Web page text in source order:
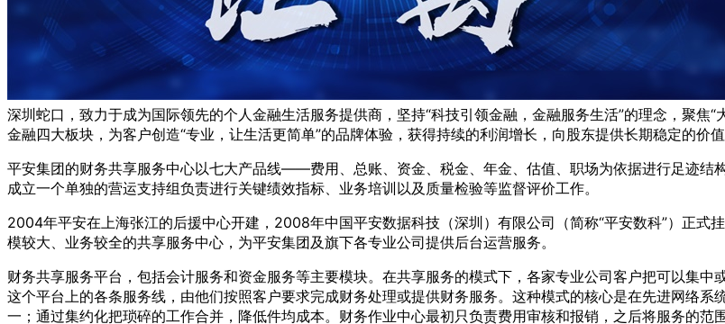
深圳蛇口，致力于成为国际领先的个人金融生活服务提供商，坚持“科技引领金融，金融服务生活”的理念，聚焦
金融四大板块，为客户创造“专业，让生活更简单”的品牌体验，获得持续的利润增长，向股东提供长期稳定的价值
平安集团的财务共享服务中心以七大产品线——费用、总账、资金、税金、年金、估值、职场为依据进行足迹结
成立一个单独的营运支持组负责进行关键绩效指标、业务培训以及质量检验等监督评价工作。
2004年平安在上海张江的后援中心开建，2008年中国平安数据科技（深圳）有限公司（简称“平安数科”）正式
模较大、业务较全的共享服务中心，为平安集团及旗下各专业公司提供后台运营服务。
财务共享服务平台，包括会计服务和资金服务等主要模块。在共享服务的模式下，各家专业公司客户把可以集
这个平台上的各条服务线，由他们按照客户要求完成财务处理或提供财务服务。这种模式的核心是在先进网络
一；通过集约化把琐碎的工作合并，降低件均成本。财务作业中心最初只负责费用审核和报销，之后将服务的